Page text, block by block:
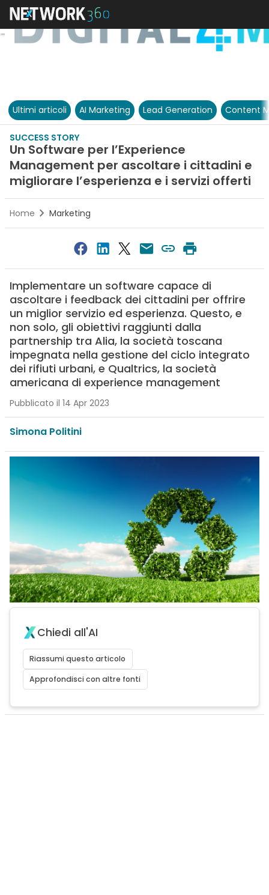
Ultimi articoli AI Marketing Lead Generation Content
SUCCESS STORY
Un Software per l’Experience
Management per ascoltare i cittadini e
migliorare l’esperienza e i servizi offerti
Home Marketing
Implementare un software capace di
ascoltare i feedback dei cittadini per offrire
un miglior servizio ed esperienza. Questo, e
non solo, gli obiettivi raggiunti dalla
partnership tra Alia, la società toscana
impegnata nella gestione del ciclo integrato
dei rifiuti urbani, e Qualtrics, la società
americana di experience management
Pubblicato il 14 Apr 2023
Simona Politini
Chiedi all'AI
Riassumi questo articolo
Approfondisci con altre fonti